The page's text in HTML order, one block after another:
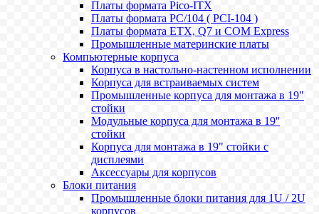
Платы формата Pico-ITX
Платы формата PC/104 ( PCI-104 )
Платы формата ETX, Q7 и COM Express
Промышленные материнские платы
Компьютерные корпуса
Корпуса в настольно-настенном исполнении
Корпуса для встраиваемых систем
Промышленные корпуса для монтажа в 19"
стойки
Модульные корпуса для монтажа в 19''
стойки
Корпуса для монтажа в 19" стойки с
дисплеями
Аксессуары для корпусов
Блоки питания
Промышленные блоки питания для 1U / 2U
корпусов